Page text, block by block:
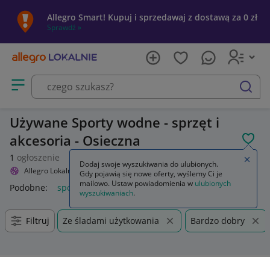
Allegro Smart! Kupuj i sprzedawaj z dostawą za 0 zł
Sprawdź »
Otwórz menu z kategoriami
szukaj
Używane Sporty wodne - sprzęt i
akcesoria - Osieczna
1 ogłoszenie
Allegro Lokalnie Sport i turystyka Sporty wodne
Podobne: sporty wodne kask sporty wodne
Filtruj Ze śladami użytkowania Bardzo dobry
Dodaj swoje wyszukiwania do ulubionych.
Gdy pojawią się nowe oferty, wyślemy Ci je
mailowo. Ustaw powiadomienia w ulubionych
wyszukiwaniach.